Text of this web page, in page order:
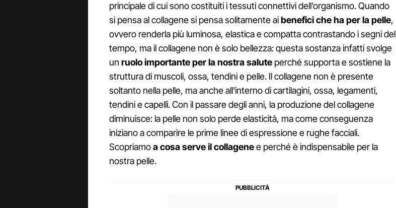
principale di cui sono costituiti i tessuti connettivi dell’organismo. Quando
si pensa al collagene si pensa solitamente aibenefici che ha per la pelle,
ovvero renderla più luminosa, elastica e compatta contrastando i segni del
tempo, ma il collagene non è solo bellezza: questa sostanza infatti svolge
un ruolo importante per la nostra salute perché supporta e sostiene la
struttura di muscoli, ossa, tendini e pelle. Il collagene non è presente
soltanto nella pelle, ma anche all'interno di cartilagini, ossa, legamenti,
tendini e capelli. Con il passare degli anni, la produzione del collagene
diminuisce: la pelle non solo perde elasticità, ma come conseguenza
iniziano a comparire le prime linee di espressione e rughe facciali.
Scopriamoa cosa serve il collagenee perché è indispensabile per la
nostra pelle.